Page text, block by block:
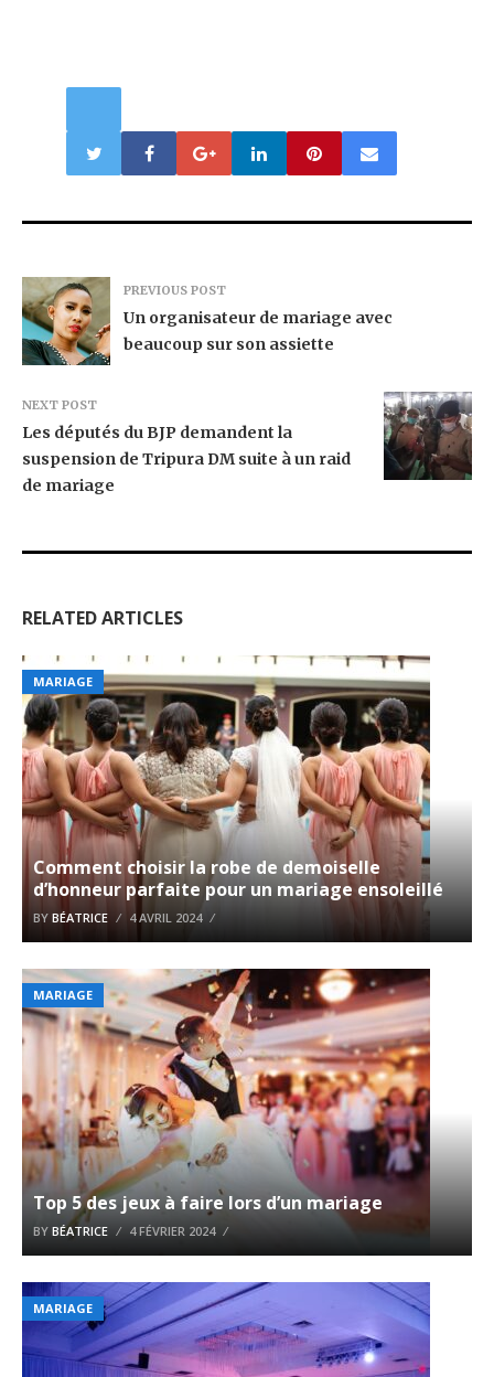
PREVIOUS POST
Un organisateur de mariage avec
beaucoup sur son assiette
NEXT POST
Les députés du BJP demandent la
suspension de Tripura DM suite à un raid
de mariage
RELATED ARTICLES
MARIAGE
Comment choisir la robe de demoiselle
d’honneur parfaite pour un mariage ensoleillé
BY BÉATRICE 4 AVRIL 2024
MARIAGE
Top 5 des jeux à faire lors d’un mariage
BY BÉATRICE 4 FÉVRIER 2024
MARIAGE